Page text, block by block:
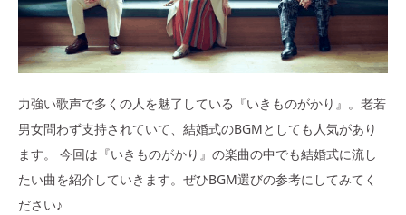
力強い歌声で多くの人を魅了している『いきものがかり』。老若
男女問わず支持されていて、結婚式のBGMとしても人気があり
ます。 今回は『いきものがかり』の楽曲の中でも結婚式に流し
たい曲を紹介していきます。ぜひBGM選びの参考にしてみてく
ださい♪